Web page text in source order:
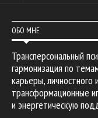
ОБО МНЕ
Трансперсональный
гармонизация по
карьеры, личностного
трансформационные
и энергетическую